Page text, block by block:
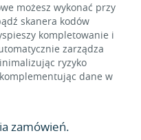
możesz wykonać przy
skanera kodów
kompletowanie i
zarządza
ryzyko
dane w
zamówień.